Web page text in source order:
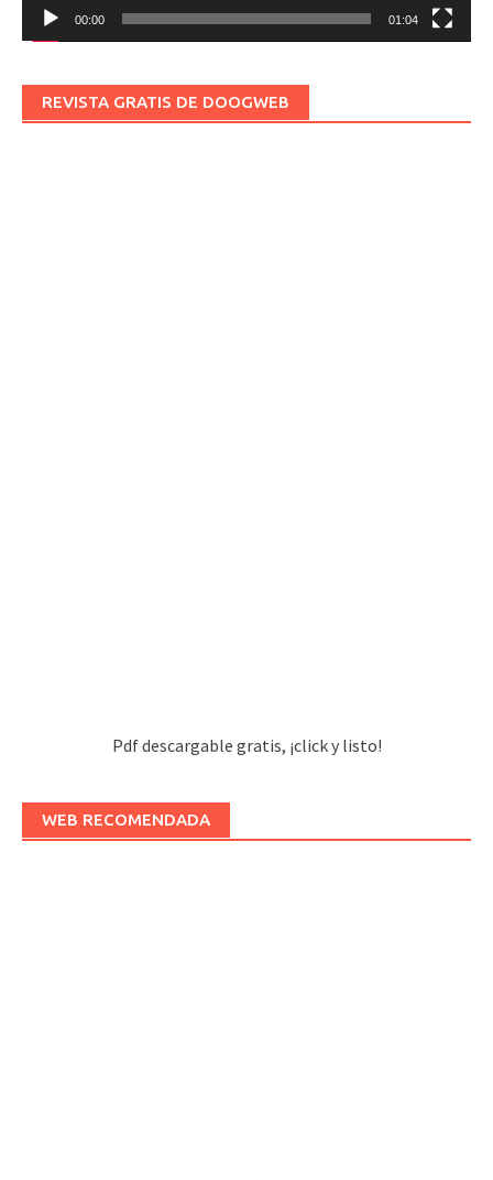
00:00 01:04
REVISTA GRATIS DE DOOGWEB
Pdf descargable gratis, ¡click y listo!
WEB RECOMENDADA